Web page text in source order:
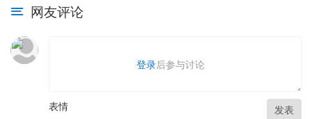
网友评论
登录后参与讨论
表情 发表